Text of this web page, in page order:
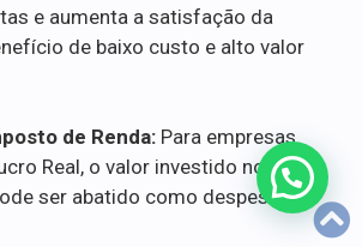
e aumenta a satisfação da
de baixo custo e alto valor
de Renda: Para empresas
Real, o valor investido no plano
ser abatido como despesa